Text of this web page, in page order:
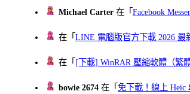
Michael Carter 在「Facebook
在「LINE 電腦版官方下載 2026 最
在「 [下載] WinRAR 壓縮軟體（繁
bowie 2674 在「免下載！線上 Heic